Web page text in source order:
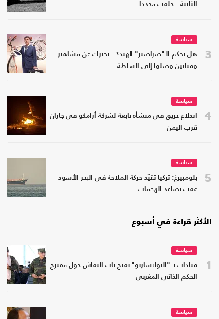
الثانية.. حلقت مجددا
3
سياسة
هل يحكم الـ"صراصير" الهند؟.. نخبرك عن مشاهير
وفنانين وصلوا إلى السلطة
4
سياسة
اندلاع حريق في منشأة تابعة لشركة أرامكو في جازان
قرب اليمن
5
سياسة
بلومبيرغ: تركيا تقيّد حركة الملاحة في البحر الأسود
عقب تصاعد الهجمات
الأكثر قراءة في أسبوع
1
سياسة
قيادات بـ "البوليساريو" تفتح باب النقاش حول مقترح
الحكم الذاتي المغربي
سياسة